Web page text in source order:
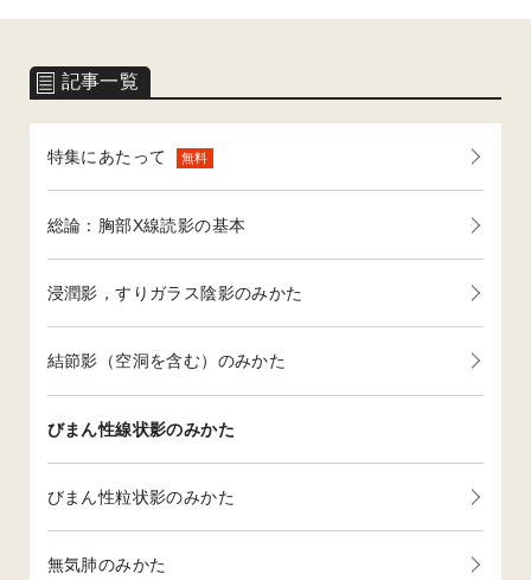
記事一覧
特集にあたって 無料
総論：胸部X線読影の基本
浸潤影，すりガラス陰影のみかた
結節影（空洞を含む）のみかた
びまん性線状影のみかた
びまん性粒状影のみかた
無気肺のみかた